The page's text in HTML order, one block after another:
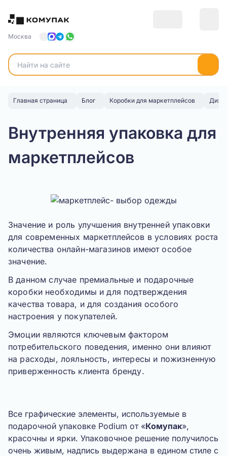
Москва
Главная страница Блог Коробки для маркетплейсов
Внутренняя упаковка для
маркетплейсов
Значение и роль улучшения внутренней упаковки
для современных маркетплейсов в условиях роста
количества онлайн-магазинов имеют особое
значение.
В данном случае премиальные и подарочные
коробки необходимы и для подтверждения
качества товара, и для создания особого
настроения у покупателей.
Эмоции являются ключевым фактором
потребительского поведения, именно они влияют
на расходы, лояльность, интересы и пожизненную
приверженность клиента бренду.
Все графические элементы, используемые в
подарочной упаковке Podium от «Комупак»,
красочны и ярки. Упаковочное решение получилось
очень живым, надпись выдержана в едином стиле с